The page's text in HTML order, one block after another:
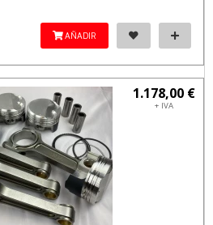
AÑADIR
1.178,00 €
+ IVA